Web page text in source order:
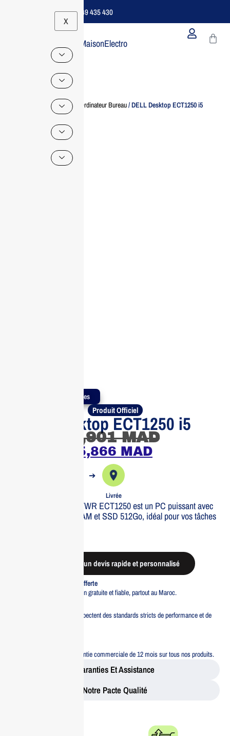
Support B2B Dédié | 06 49 435 430
X
MaisonElectro
Ordinateur Ordinateur Bureau/ DELL Desktop ECT1250 i5
Produits Authentiques
Produit Officiel
DELL Desktop ECT1250 i5
6,901MAD
5,866 MAD
➔
Livrée
Le DELL DESKTOP TWR ECT1250 est un PC puissant avec
processeur i5, 8Go RAM et SSD 512Go, idéal pour vos tâches
Demander un devis rapide et personnalisé
Livraison standard offerte
Profitez d’une livraison gratuite et fiable, partout au Maroc.
Tous nos produits respectent des standards stricts de performance et de
Bénéficiez d’une garantie commerciale de 12 mois sur tous nos produits.
Garanties Et Assistance
Notre Pacte Qualité